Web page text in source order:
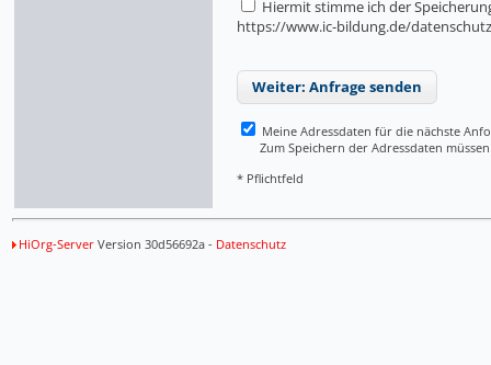
Hiermit stimme ich der
https://www.ic-bildung.de/datenschutz
Weiter: Anfrage senden
Meine Adressdaten für die nächste
Zum Speichern der Adressdaten müssen
* Pflichtfeld
HiOrg-ServerVersion 30d56692a - Datenschutz